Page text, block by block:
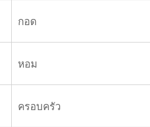
กอด
หอม
ครอบครัว